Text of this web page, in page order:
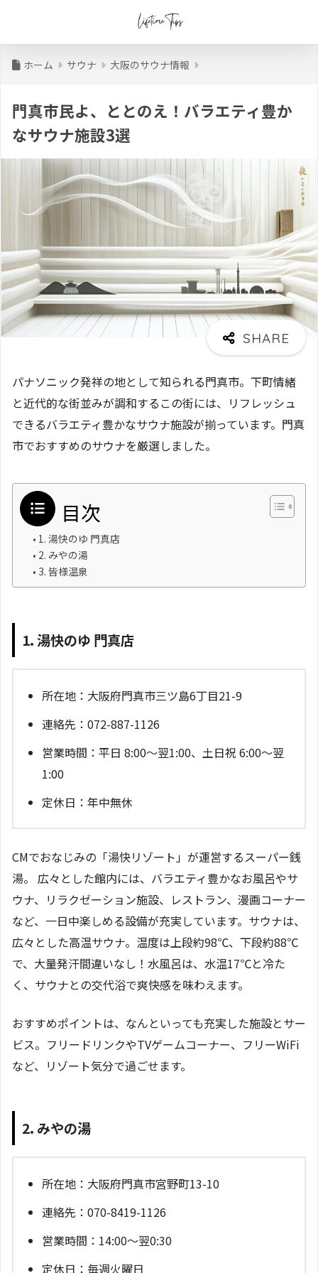
ホーム サウナ 大阪のサウナ情報
門真市民よ、ととのえ！バラエティ豊か
なサウナ施設3選
パナソニック発祥の地として知られる門真市。下町情緒
と近代的な街並みが調和するこの街には、リフレッシュ
できるバラエティ豊かなサウナ施設が揃っています。門真
市でおすすめのサウナを厳選しました。
目次
1. 湯快のゆ 門真店
2. みやの湯
3. 皆様温泉
1. 湯快のゆ 門真店
所在地：大阪府門真市三ツ島6丁目21-9
連絡先：072-887-1126
営業時間：平日 8:00～翌1:00、土日祝 6:00～翌
1:00
定休日：年中無休
CMでおなじみの「湯快リゾート」が運営するスーパー銭
湯。 広々とした館内には、バラエティ豊かなお風呂やサ
ウナ、リラクゼーション施設、レストラン、漫画コーナー
など、一日中楽しめる設備が充実しています。サウナは、
広々とした高温サウナ。温度は上段約98℃、下段約88℃
で、大量発汗間違いなし！水風呂は、水温17℃と冷た
く、サウナとの交代浴で爽快感を味わえます。
おすすめポイントは、なんといっても充実した施設とサー
ビス。フリードリンクやTVゲームコーナー、フリーWiFi
など、リゾート気分で過ごせます。
2. みやの湯
所在地：大阪府門真市宮野町13-10
連絡先：070-8419-1126
営業時間：14:00～翌0:30
定休日：毎週火曜日